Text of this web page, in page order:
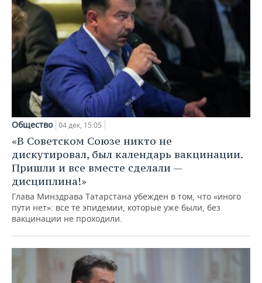
Общество 04 дек, 15:05
«В Советском Союзе никто не
дискутировал, был календарь вакцинации.
Пришли и все вместе сделали —
дисциплина!»
Глава Минздрава Татарстана убежден в том, что «иного
пути нет»: все те эпидемии, которые уже были, без
вакцинации не проходили.